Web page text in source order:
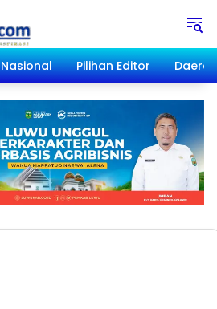
Nasional Pilihan Editor Daerah